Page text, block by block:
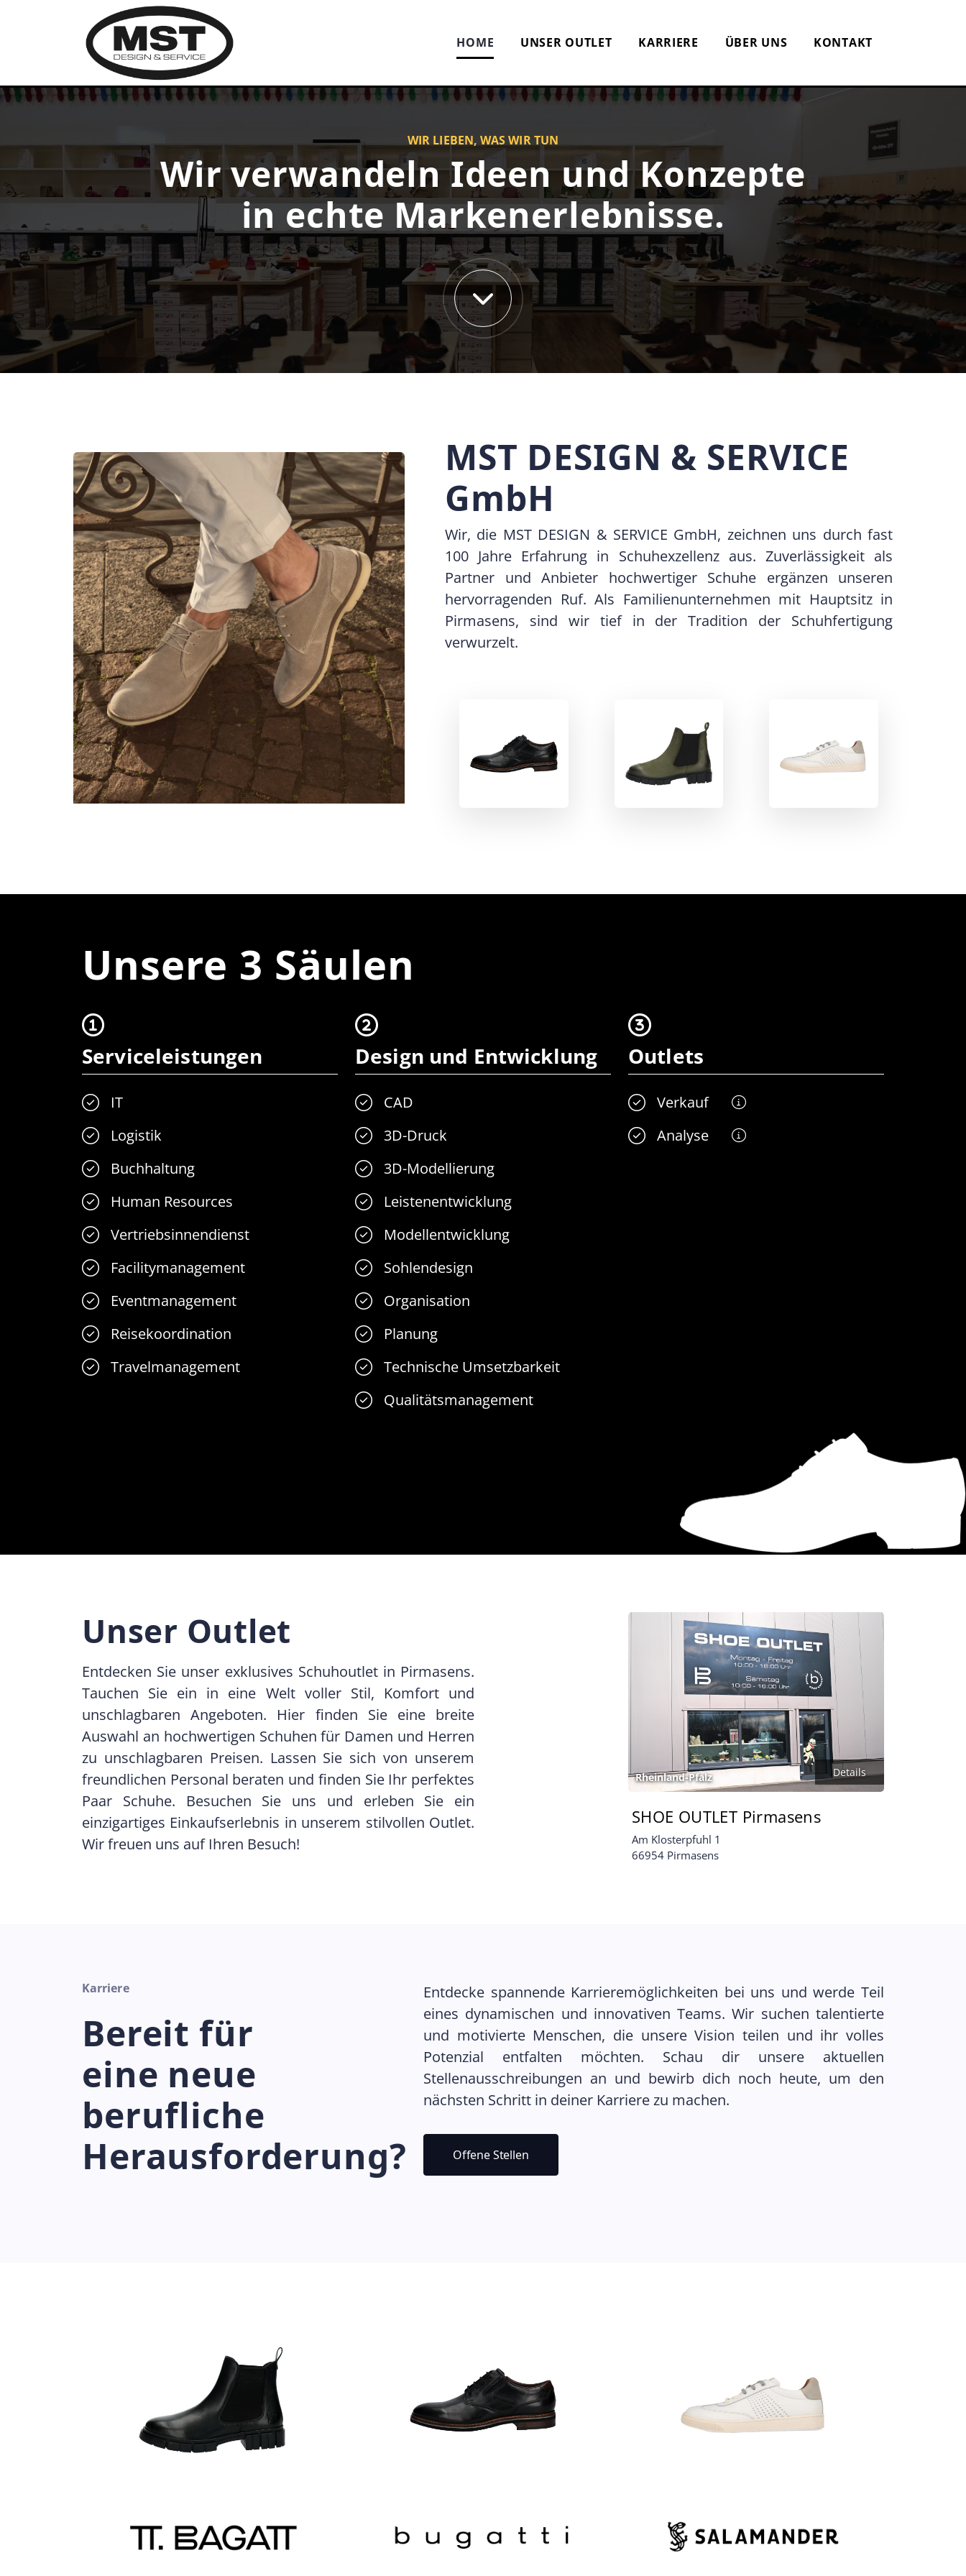
HOME UNSER OUTLET KARRIERE ÜBER UNS KONTAKT
WIR LIEBEN, WAS WIR TUN
Wir verwandeln Ideen und Konzepte
in echte Markenerlebnisse.
MST DESIGN & SERVICE
GmbH
Wir, die MST DESIGN & SERVICE GmbH, zeichnen uns durch fast
100 Jahre Erfahrung in Schuhexzellenz aus. Zuverlässigkeit als
Partner und Anbieter hochwertiger Schuhe ergänzen unseren
hervorragenden Ruf. Als Familienunternehmen mit Hauptsitz in
Pirmasens, sind wir tief in der Tradition der Schuhfertigung
verwurzelt.
Unsere 3 Säulen
Serviceleistungen
IT
Logistik
Buchhaltung
Human Resources
Vertriebsinnendienst
Facilitymanagement
Eventmanagement
Reisekoordination
Travelmanagement
Design und Entwicklung
CAD
3D-Druck
3D-Modellierung
Leistenentwicklung
Modellentwicklung
Sohlendesign
Organisation
Planung
Technische Umsetzbarkeit
Qualitätsmanagement
Outlets
Verkauf
Analyse
Unser Outlet
Entdecken Sie unser exklusives Schuhoutlet in Pirmasens.
Tauchen Sie ein in eine Welt voller Stil, Komfort und
unschlagbaren Angeboten. Hier finden Sie eine breite
Auswahl an hochwertigen Schuhen für Damen und Herren
zu unschlagbaren Preisen. Lassen Sie sich von unserem
freundlichen Personal beraten und finden Sie Ihr perfektes
Paar Schuhe. Besuchen Sie uns und erleben Sie ein
einzigartiges Einkaufserlebnis in unserem stilvollen Outlet.
Wir freuen uns auf Ihren Besuch!
Rheinland-Pfalz Details
SHOE OUTLET Pirmasens
Am Klosterpfuhl 1
66954 Pirmasens
Karriere
Bereit für
eine neue
berufliche
Herausforderung?
Entdecke spannende Karrieremöglichkeiten bei uns und werde Teil
eines dynamischen und innovativen Teams. Wir suchen talentierte
und motivierte Menschen, die unsere Vision teilen und ihr volles
Potenzial entfalten möchten. Schau dir unsere aktuellen
Stellenausschreibungen an und bewirb dich noch heute, um den
nächsten Schritt in deiner Karriere zu machen.
Offene Stellen